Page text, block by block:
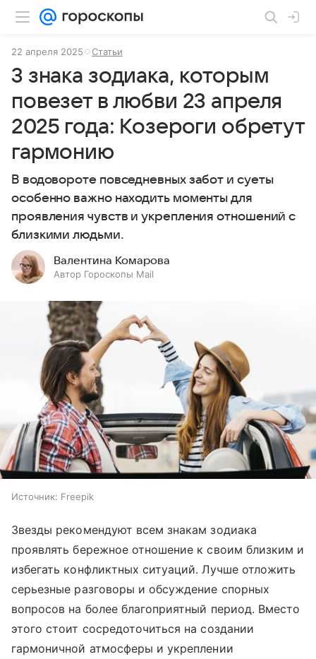
22 апреля 2025 Статьи
3 знака зодиака, которым
повезет в любви 23 апреля
2025 года: Козероги обретут
гармонию
В водовороте повседневных забот и суеты
особенно важно находить моменты для
проявления чувств и укрепления отношений с
близкими людьми.
Валентина Комарова
Автор Гороскопы Mail
Источник: Freepik
Звезды рекомендуют всем знакам зодиака
проявлять бережное отношение к своим близким и
избегать конфликтных ситуаций. Лучше отложить
серьезные разговоры и обсуждение спорных
вопросов на более благоприятный период. Вместо
этого стоит сосредоточиться на создании
гармоничной атмосферы и укреплении